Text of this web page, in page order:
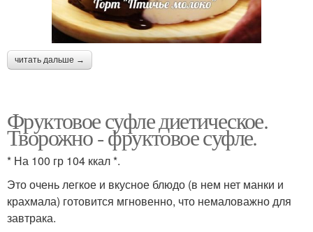
читать дальше →
Фруктовое суфле диетическое.
Творожно - фруктовое суфле.
* На 100 гр 104 ккал *.
Это очень легкое и вкусное блюдо (в нем нет манки и
крахмала) готовится мгновенно, что немаловажно для
завтрака.